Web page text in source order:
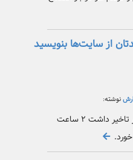
از سایت‌ها بنویسید
نوشته:
بدترین پروازی که رفتم یکبار تاخیر داشت ۲ ساعت